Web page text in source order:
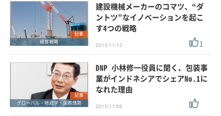
記事
経営戦略
建設機械メーカーのコマツ、“ダ
ントツ”なイノベーションを起こ
す4つの戦略
2015/11/12 1
記事
グローバル・地政学・国際情勢
DNP 小林修一役員に聞く、包装事
業がインドネシアでシェアNo.1に
なれた理由
2015/11/06